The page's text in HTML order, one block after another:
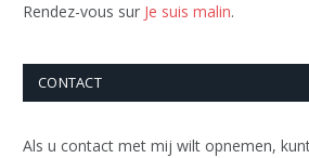
Rendez-vous sur Je suis malin.
CONTACT
Als u contact met mij wilt opnemen,